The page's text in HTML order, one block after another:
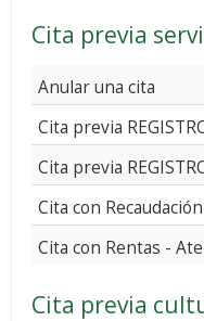
Cita previa
Anular una cita
Cita previa
Cita con
Cita con Rentas -
Cita previa